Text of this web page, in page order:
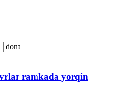
dona
ramkada yorqin